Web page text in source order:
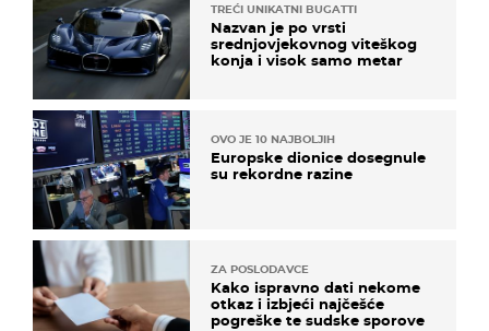
TREĆI UNIKATNI BUGATTI
Nazvan je po vrsti
srednjovjekovnog viteškog
konja i visok samo metar
OVO JE 10 NAJBOLJIH
Europske dionice dosegnule
su rekordne razine
ZA POSLODAVCE
Kako ispravno dati nekome
otkaz i izbjeći najčešće
pogreške te sudske sporove